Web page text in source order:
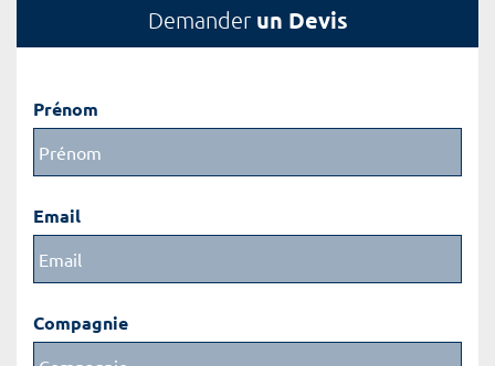
Demander un Devis
Prénom
Email
Compagnie